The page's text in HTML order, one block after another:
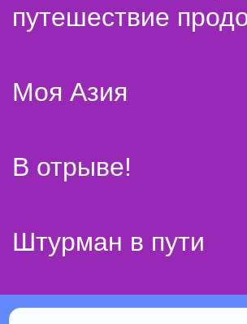
путешествие
Моя Азия
В отрыве!
Штурман в пути